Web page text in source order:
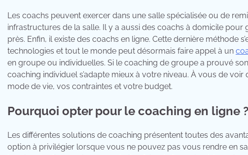
Les coachs peuvent exercer dans une salle spécialisée ou de
infrastructures de la salle. Il y a aussi des coachs à domicile
près. Enfin, il existe des coachs en ligne. Cette dernière méthode
technologies et tout le monde peut désormais faire appel à un
en groupe ou individuelles. Si le coaching de groupe a prouvé
coaching individuel s’adapte mieux à votre niveau. À vous de
mode de vie, vos contraintes et votre budget.
Pourquoi opter pour le coaching en ligne ?
Les différentes solutions de coaching présentent toutes des
option à privilégier lorsque vous ne pouvez pas vous rendre en